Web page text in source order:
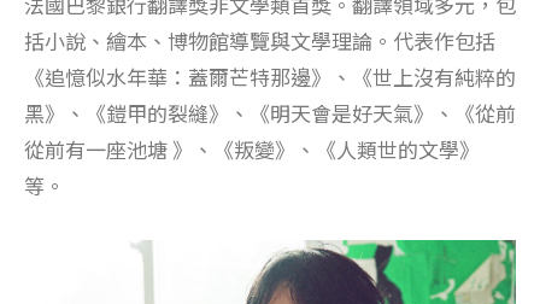
括小說、繪本、博物館導覽與文學理論。代表作包括
《追憶似水年華：蓋爾芒特那邊》、《世上沒有純粹的
黑》、《鎧甲的裂縫》、《明天會是好天氣》、《從前
從前有一座池塘 》、《叛變》、《人類世的文學》
等。